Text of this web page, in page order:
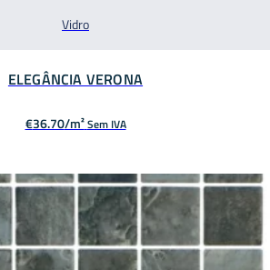
Vidro
ELEGÂNCIA VERONA
€36.70 Sem IVA